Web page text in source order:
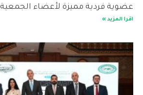
عضوية فردية مميزة لأعضاء الجمعية
اقرا المزيد »